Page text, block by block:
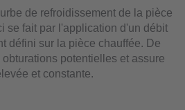
de refroidissement de la pièce
se fait par l'application d'un débit
défini sur la pièce chauffée. De
potentielles et assure
et constante.